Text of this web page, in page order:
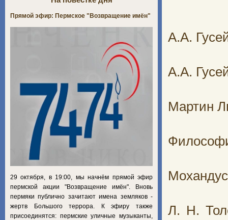
А.А.
А.А.
Мартин
Л. Н.
Прямой эфир: Пермское "Возвращение имён"
29 октября, в 19:00, мы начнём прямой эфир
пермской акции "Возвращение имён". Вновь
пермяки публично зачитают имена земляков -
жертв Большого террора. К эфиру также
присоединятся: пермские уличные музыканты,